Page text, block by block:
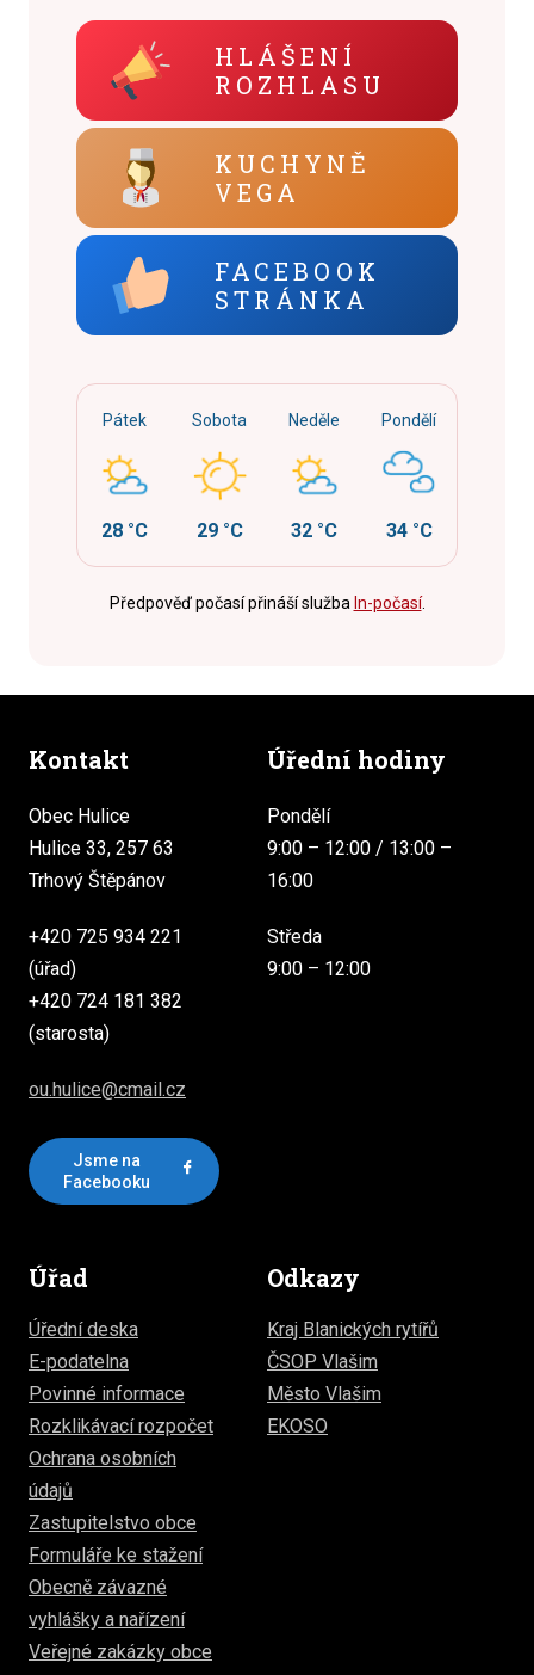
HLÁŠENÍ
ROZHLASU
KUCHYNĚ
VEGA
FACEBOOK
STRÁNKA
Pátek
28 °C
Sobota
29 °C
Neděle
32 °C
Pondělí
34 °C
Předpověď počasí přináší služba In-počasí.
Kontakt
Obec Hulice
Hulice 33, 257 63
Trhový Štěpánov
+420 725 934 221
(úřad)
+420 724 181 382
(starosta)
ou.hulice@cmail.cz
Jsme na
Facebooku
Úřední hodiny
Pondělí
9:00 – 12:00 / 13:00 –
16:00
Středa
9:00 – 12:00
Úřad
Úřední deska
E-podatelna
Povinné informace
Rozklikávací rozpočet
Ochrana osobních
údajů
Zastupitelstvo obce
Formuláře ke stažení
Obecně závazné
vyhlášky a nařízení
Veřejné zakázky obce
Odkazy
Kraj Blanických rytířů
ČSOP Vlašim
Město Vlašim
EKOSO